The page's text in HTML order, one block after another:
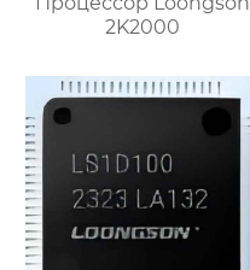
2K2000